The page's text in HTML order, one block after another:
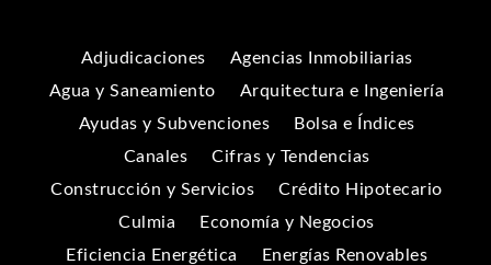
Adjudicaciones
Agencias Inmobiliarias
Agua y Saneamiento
Arquitectura e Ingeniería
Ayudas y Subvenciones
Bolsa e Índices
Canales
Cifras y Tendencias
Construcción y Servicios
Crédito Hipotecario
Culmia
Economía y Negocios
Eficiencia Energética
Energías Renovables